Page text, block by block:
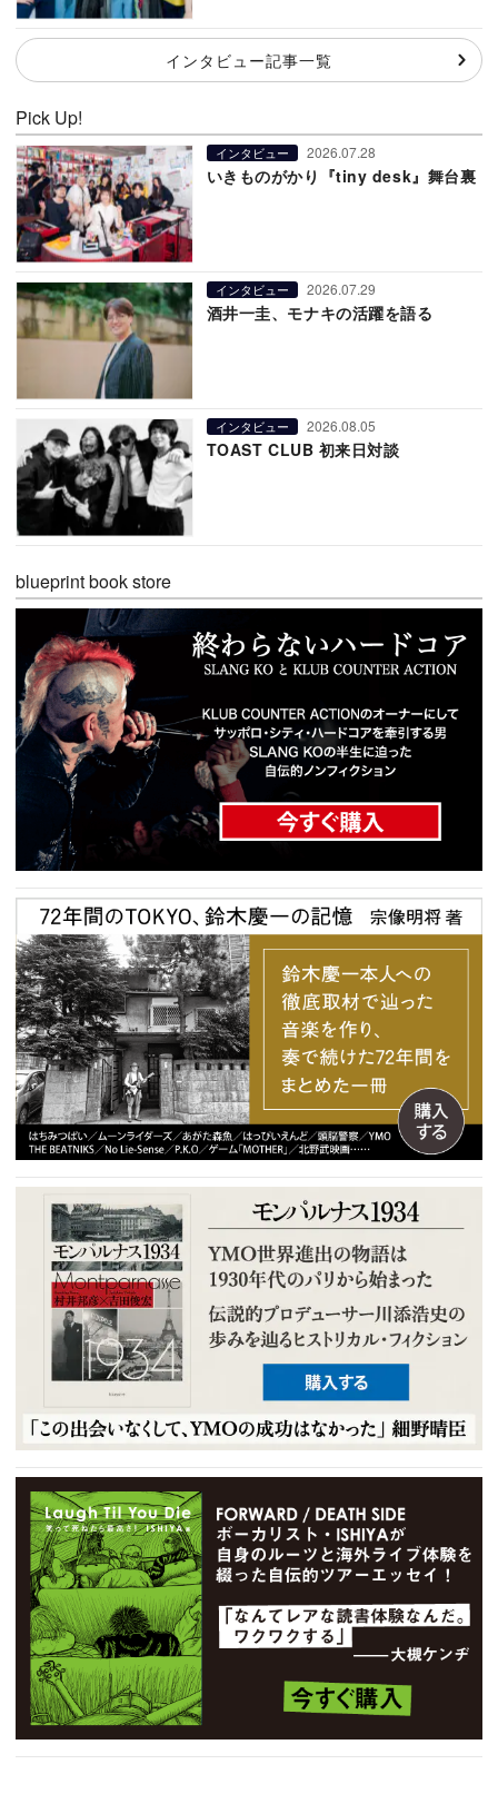
インタビュー記事一覧
Pick Up!
インタビュー 2026.07.28
いきものがかり『tiny desk』舞台裏
インタビュー 2026.07.29
酒井一圭、モナキの活躍を語る
インタビュー 2026.08.05
TOAST CLUB 初来日対談
blueprint book store